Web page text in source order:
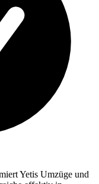
Yetis Umzüge und